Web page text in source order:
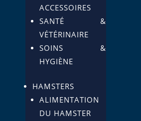
ACCESSOIRES
SANTÉ &
VÉTÉRINAIRE
SOINS &
HYGIÈNE
HAMSTERS
ALIMENTATION
DU HAMSTER